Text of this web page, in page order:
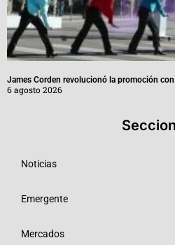
James Corden revolucionó la promoción
6 agosto 2026
Noticias
Emergente
Mercados